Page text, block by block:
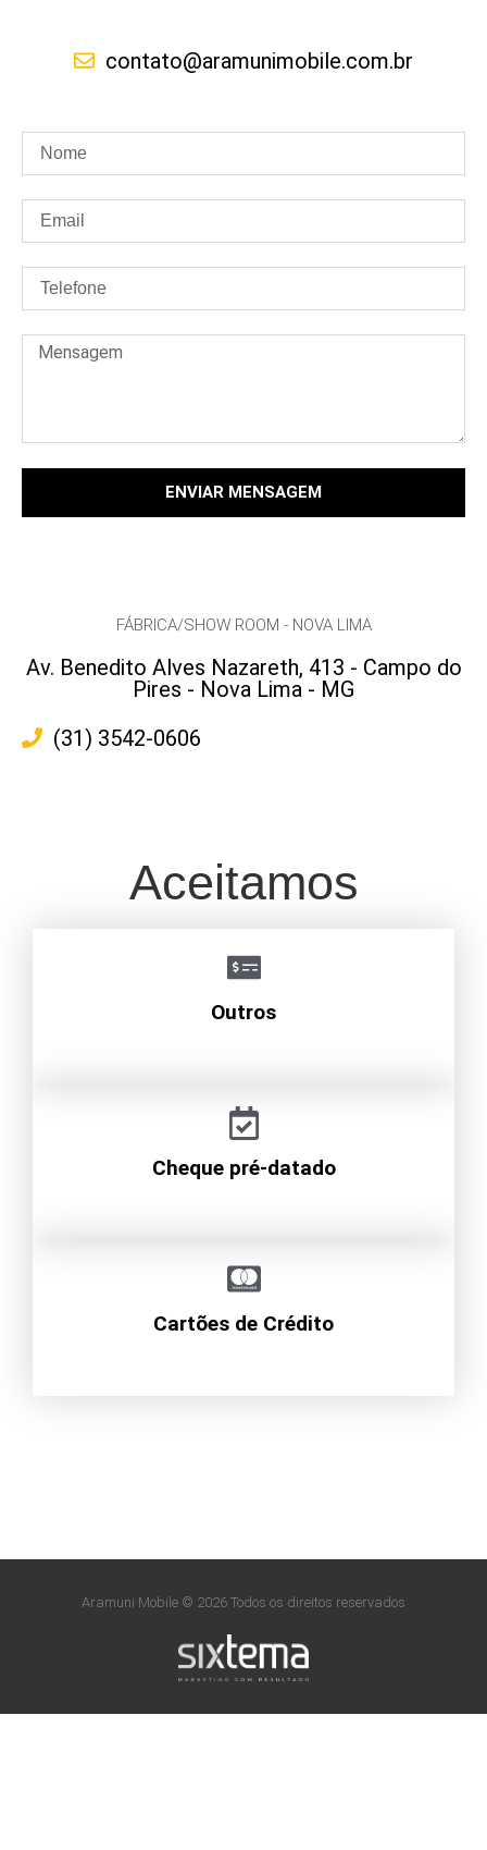
FÁBRICA/SHOW ROOM - NOVA LIMA
Av. Benedito Alves Nazareth, 413 - Campo do
Pires - Nova Lima - MG
(31) 3542-0606
contato@aramunimobile.com.br
ENVIAR MENSAGEM
Aceitamos
Cartões de Crédito
Cheque pré-datado
Outros
Aramuni Mobile © 2026 Todos os direitos reservados